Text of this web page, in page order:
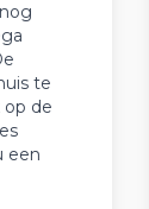
te
op de
een